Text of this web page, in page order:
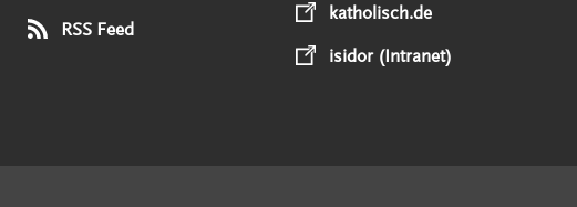
RSS Feed
katholisch.de
isidor (Intranet)